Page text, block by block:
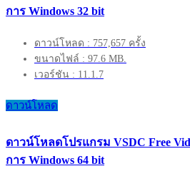
การ Windows 32 bit
ดาวน์โหลด : 757,657 ครั้ง
ขนาดไฟล์ : 97.6 MB.
เวอร์ชัน : 11.1.7
ดาวน์โหลด
ดาวน์โหลดโปรแกรม VSDC Free
การ Windows 64 bit